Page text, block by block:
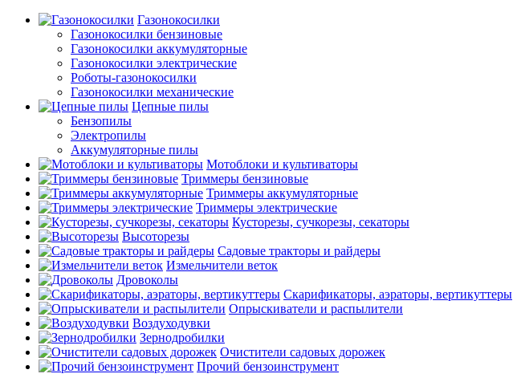
Газонокосилки
Газонокосилки бензиновые
Газонокосилки аккумуляторные
Газонокосилки электрические
Роботы-газонокосилки
Газонокосилки механические
Цепные пилы
Бензопилы
Электропилы
Аккумуляторные пилы
Мотоблоки и культиваторы
Триммеры бензиновые
Триммеры аккумуляторные
Триммеры электрические
Кусторезы, сучкорезы, секаторы
Высоторезы
Садовые тракторы и райдеры
Измельчители веток
Дровоколы
Скарификаторы, аэраторы, вертикуттеры
Опрыскиватели и распылители
Воздуходувки
Зернодробилки
Очистители садовых дорожек
Прочий бензоинструмент